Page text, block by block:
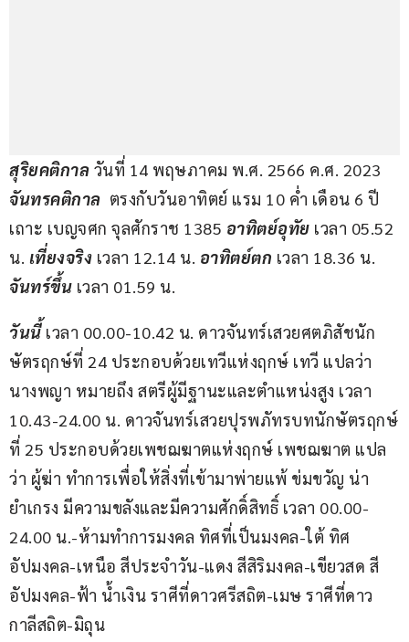
สุริยคติกาล วันที่ 14 พฤษภาคม พ.ศ. 2566 ค.ศ. 2023
จันทรคติกาล ตรงกับวันอาทิตย์ แรม 10 ค่ำ เดือน 6 ปี
เถาะ เบญจศก จุลศักราช 1385 อาทิตย์อุทัย เวลา 05.52
น. เที่ยงจริง เวลา 12.14 น. อาทิตย์ตก เวลา 18.36 น.
จันทร์ขึ้น เวลา 01.59 น.
วันนี้ เวลา 00.00-10.42 น. ดาวจันทร์เสวยศตภิสัชนัก
ษัตรฤกษ์ที่ 24 ประกอบด้วยเทวีแห่งฤกษ์ เทวี แปลว่า
นางพญา หมายถึง สตรีผู้มีฐานะและตำแหน่งสูง เวลา
10.43-24.00 น. ดาวจันทร์เสวยปุรพภัทรบทนักษัตรฤกษ์
ที่ 25 ประกอบด้วยเพชฌฆาตแห่งฤกษ์ เพชฌฆาต แปล
ว่า ผู้ฆ่า ทำการเพื่อให้สิ่งที่เข้ามาพ่ายแพ้ ข่มขวัญ น่า
ยำเกรง มีความขลังและมีความศักดิ์สิทธิ์ เวลา 00.00-
24.00 น.-ห้ามทำการมงคล ทิศที่เป็นมงคล-ใต้ ทิศ
อัปมงคล-เหนือ สีประจำวัน-แดง สีสิริมงคล-เขียวสด สี
อัปมงคล-ฟ้า น้ำเงิน ราศีที่ดาวศรีสถิต-เมษ ราศีที่ดาว
กาลีสถิต-มิถุน